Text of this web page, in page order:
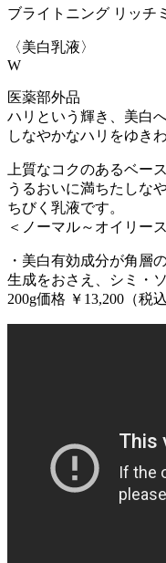
ブライトニング リッチ
〈美白乳液〉
W
医薬部外品
ハリという輝き、美白へ
しなやかなハリをゆき
上質なコクのあるベー
うるおいに満ちたしな
ちびく乳液です。
＜ノーマル～オイリー
・美白有効成分が角層
生成をおさえ、シミ・
200g価格 ￥13,200（税込